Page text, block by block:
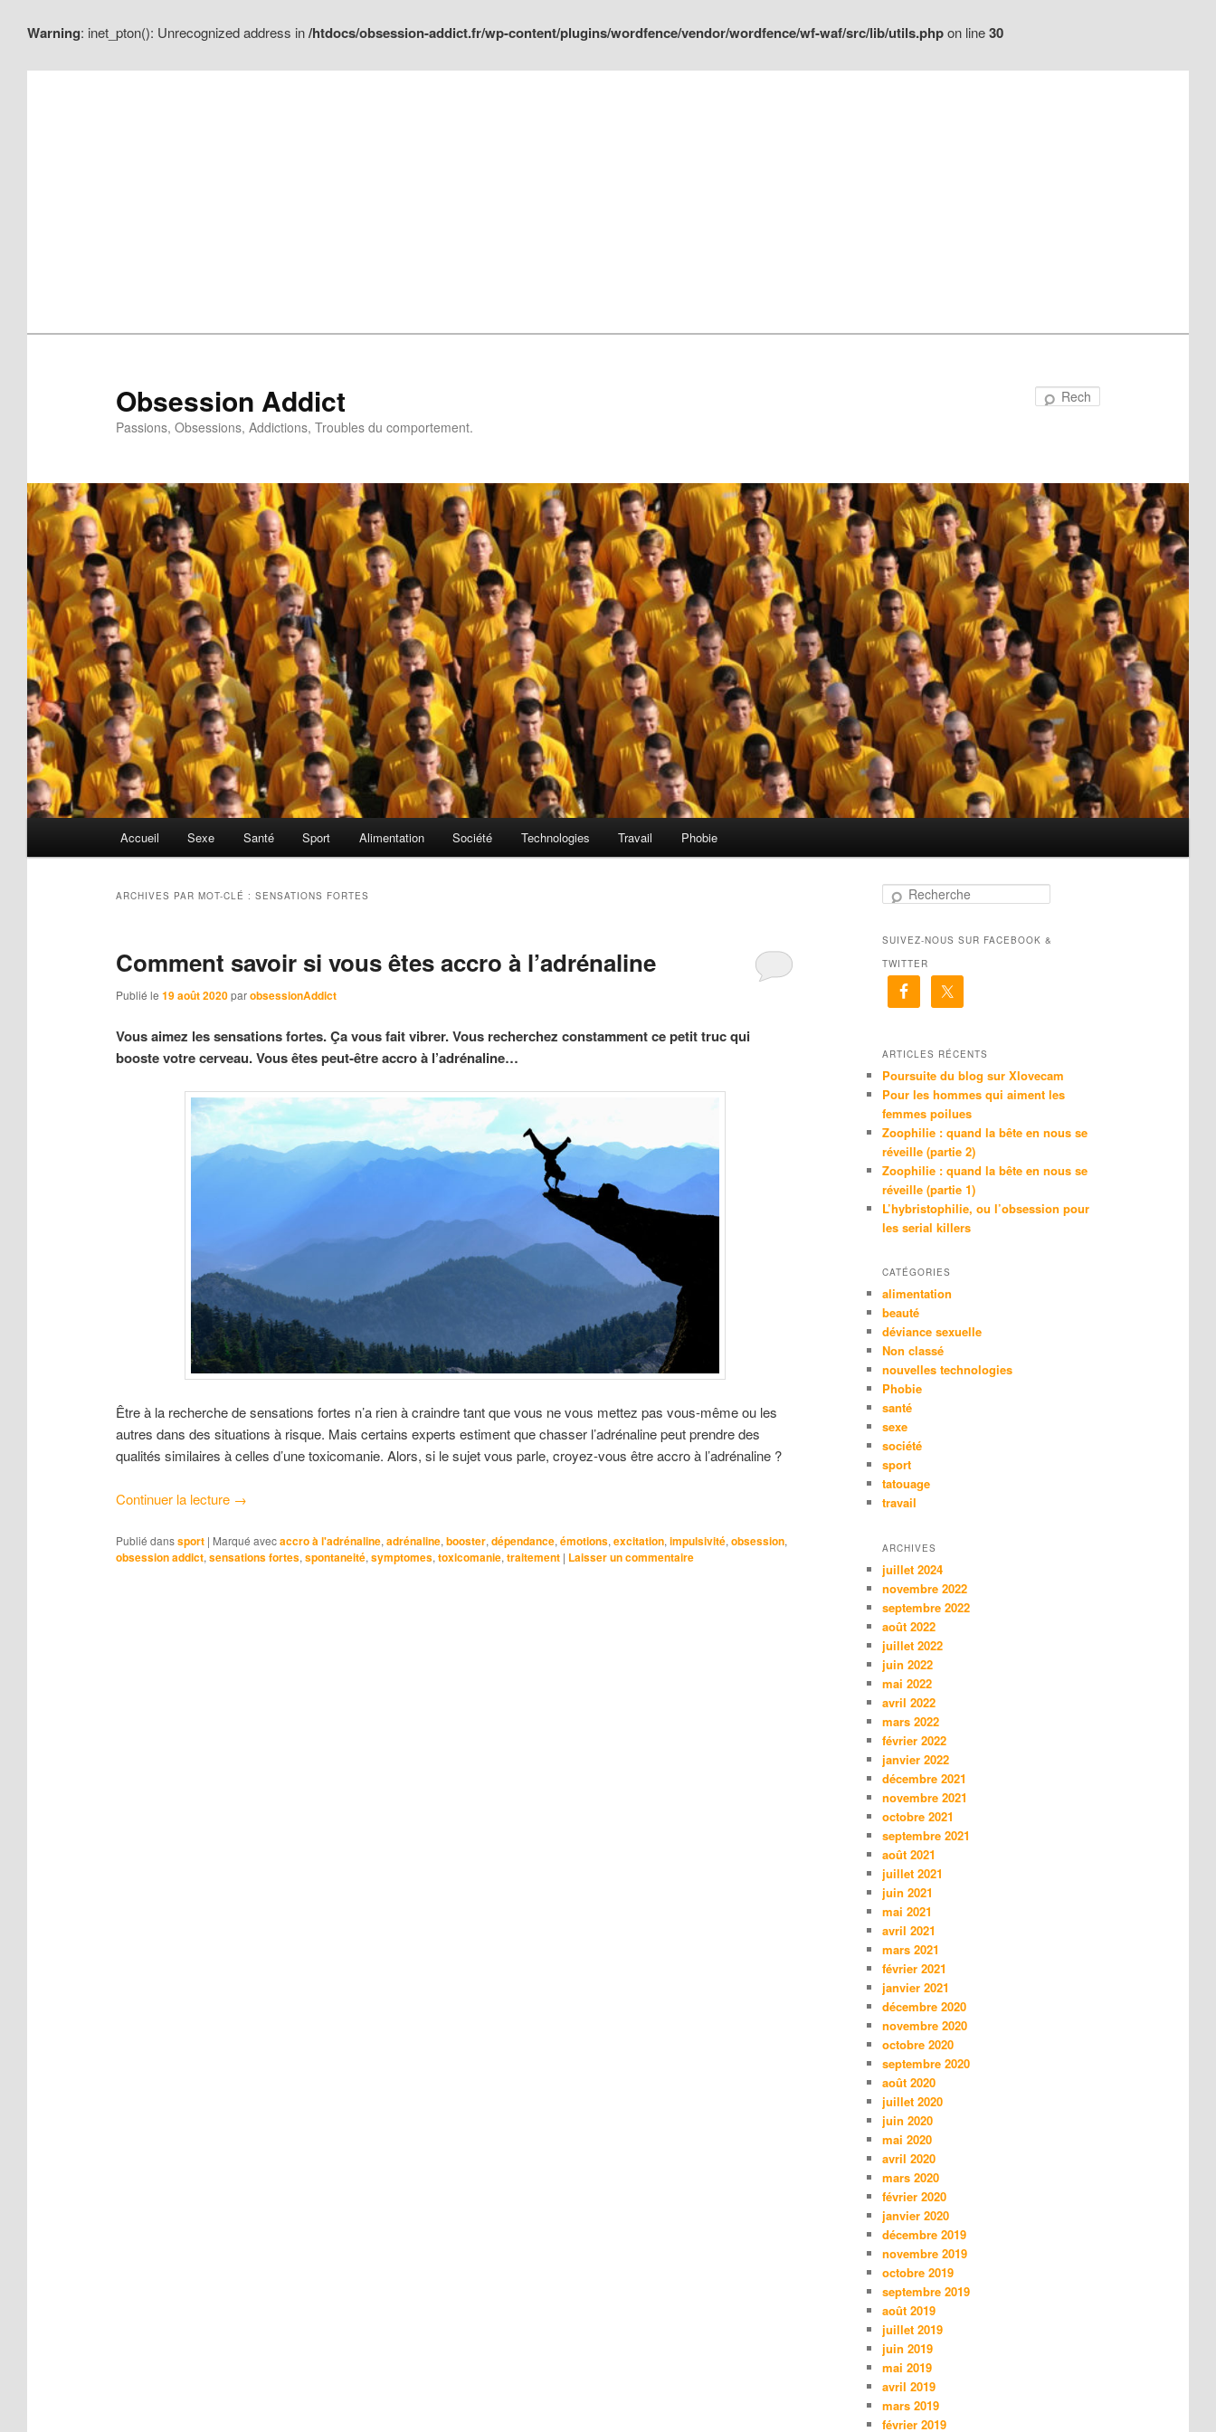
Warning: inet_pton(): Unrecognized address in/htdocs/obsession-addict.fr/wp-content/plugins/wordfence/vendor/wordfence/wf-waf/src/lib/utils.phpon line30
au
au
Obsession Addict
Passions, Obsessions, Addictions, Troubles du comportement.
Accueil Sexe Santé Sport Alimentation Société Technologies Travail Phobie
ARCHIVES PAR MOT-CLÉ : SENSATIONS FORTES
Comment savoir si vous êtes accro à l’adrénaline
Publié le 19 août 2020 parobsessionAddict
Vous aimez les sensations fortes. Ça vous fait vibrer. Vous recherchez constamment ce petit truc qui
booste votre cerveau. Vous êtes peut-être accro à l’adrénaline…
Être à la recherche de sensations fortes n’a rien à craindre tant que vous ne vous mettez pas vous-même ou les
autres dans des situations à risque. Mais certains experts estiment que chasser l’adrénaline peut prendre des
qualités similaires à celles d’une toxicomanie. Alors, si le sujet vous parle, croyez-vous être accro à l’adrénaline ?
Continuer la lecture →
Publié dans sport | Marqué avec accro à l'adrénaline, adrénaline, booster, dépendance, émotions, excitation, impulsivité, obsession,
obsession addict, sensations fortes, spontaneité, symptomes, toxicomanie, traitement | Laisser un commentaire
h
e
h
SUIVEZ-NOUS SUR FACEBOOK &
TWITTER
ARTICLES RÉCENTS
Poursuite du blog sur Xlovecam
Pour les hommes qui aiment les
femmes poilues
Zoophilie : quand la bête en nous se
réveille (partie 2)
Zoophilie : quand la bête en nous se
réveille (partie 1)
L’hybristophilie, ou l’obsession pour
les serial killers
CATÉGORIES
alimentation
beauté
déviance sexuelle
Non classé
nouvelles technologies
Phobie
santé
sexe
société
sport
tatouage
travail
ARCHIVES
juillet 2024
novembre 2022
septembre 2022
août 2022
juillet 2022
juin 2022
mai 2022
avril 2022
mars 2022
février 2022
janvier 2022
décembre 2021
novembre 2021
octobre 2021
septembre 2021
août 2021
juillet 2021
juin 2021
mai 2021
avril 2021
mars 2021
février 2021
janvier 2021
décembre 2020
novembre 2020
octobre 2020
septembre 2020
août 2020
juillet 2020
juin 2020
mai 2020
avril 2020
mars 2020
février 2020
janvier 2020
décembre 2019
novembre 2019
octobre 2019
septembre 2019
août 2019
juillet 2019
juin 2019
mai 2019
avril 2019
mars 2019
février 2019